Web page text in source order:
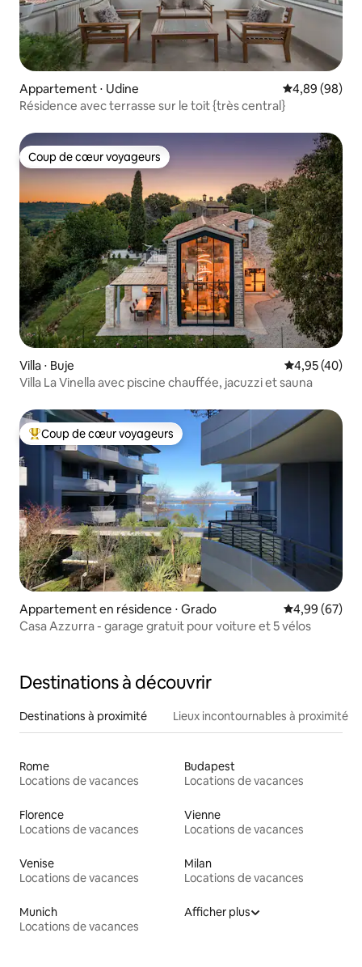
Appartement ⋅ Udine Évaluation
4,89 (98)
Résidence avec terrasse sur le toit {très central}
Coup de cœur voyageurs
Coup de cœur voyageurs
Villa ⋅ Buje Évaluation
4,95 (40)
Villa La Vinella avec piscine chauffée, jacuzzi et sauna
Coups de cœur voyageurs les plus appréciés
Coup de cœur voyageurs
Appartement en résidence ⋅ Grado Évaluation
4,99 (67)
Casa Azzurra - garage gratuit pour voiture et 5 vélos
Destinations à découvrir
Destinations à proximité Lieux incontournables à proximité
Rome
Locations de vacances
Budapest
Locations de vacances
Florence
Locations de vacances
Vienne
Locations de vacances
Venise
Locations de vacances
Milan
Locations de vacances
Munich
Locations de vacances
Afficher plus